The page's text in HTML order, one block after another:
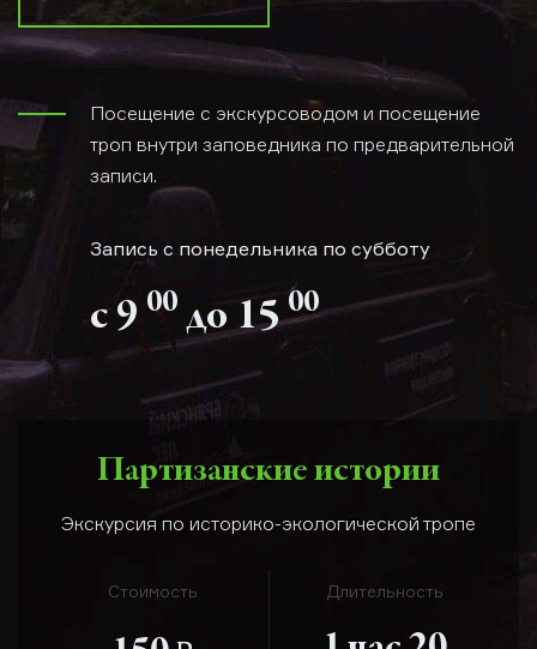
Посещение с экскурсоводом и посещение
троп внутри заповедника по предварительной
записи.
Запись с понедельника по субботу
с 9 00 до 1500
Партизанские истории
Экскурсия по историко-экологической тропе
Стоимость Длительность